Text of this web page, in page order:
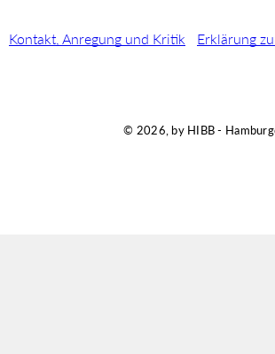
Kontakt, Anregung und Kritik Erklärung
© 2026, by HIBB -